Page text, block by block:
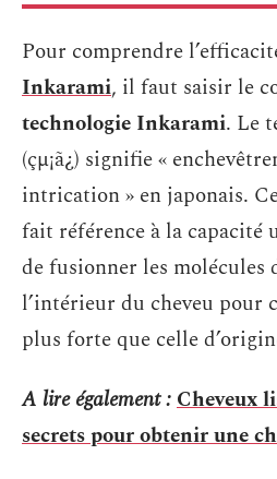
Pour comprendre
Inkarami, il faut saisir le
technologie Inkarami. Le
(çµ¡ã¿) signifie «
intrication » en japonais.
fait référence à la
de fusionner les molécules
l’intérieur du cheveu pour
plus forte que celle
A lire également :Cheveux
secrets pour obtenir une